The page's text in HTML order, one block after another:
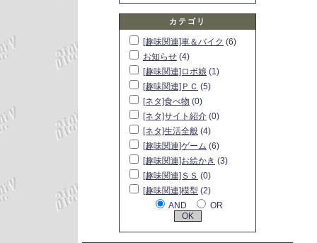
カテゴリ
[趣味関連]車＆バイク (6)
お知らせ (4)
[趣味関連]ロボ娘 (1)
[趣味関連]ＰＣ (5)
[ネタ]食べ物 (0)
[ネタ]サイト紹介 (0)
[ネタ]生活全般 (4)
[趣味関連]ゲーム (6)
[趣味関連]お絵かき (3)
[趣味関連]ＳＳ (0)
[趣味関連]模型 (2)
AND
OR